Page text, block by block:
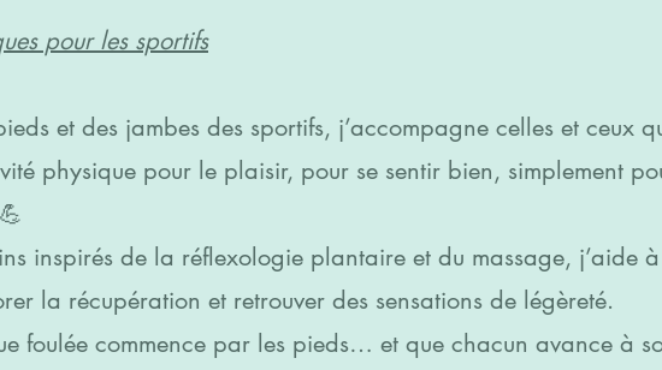
pour les sportifs
et des jambes des sportifs, j’accompagne celles et ceux
physique pour le plaisir, pour se sentir bien, simplement
inspirés de la réflexologie plantaire et du massage, j’aide
la récupération et retrouver des sensations de légèreté.
foulée commence par les pieds… et que chacun avance à